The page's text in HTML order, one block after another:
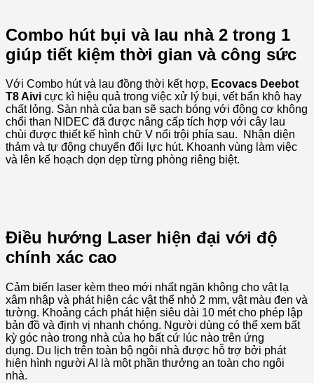
Combo hút bụi và lau nhà 2 trong 1
giúp tiết kiệm thời gian và công sức
Với Combo hút và lau đồng thời kết hợp, Ecovacs Deebot
T8 Aivi cực kì hiệu quả trong việc xử lý bụi, vết bẩn khô hay
chất lỏng. Sàn nhà của bạn sẽ sạch bóng với động cơ không
chổi than NIDEC đã được nâng cấp tích hợp với cây lau
chùi được thiết kế hình chữ V nổi trội phía sau. Nhận diện
thảm và tự động chuyển đổi lực hút. Khoanh vùng làm việc
và lên kế hoạch dọn dẹp từng phòng riêng biệt.
Điều hướng Laser hiện đại với độ
chính xác cao
Cảm biến laser kèm theo mới nhất ngăn không cho vật lạ
xâm nhập và phát hiện các vật thể nhỏ 2 mm, vật màu đen và
tường. Khoảng cách phát hiện siêu dài 10 mét cho phép lập
bản đồ và định vị nhanh chóng. Người dùng có thể xem bất
kỳ góc nào trong nhà của họ bất cứ lúc nào trên ứng
dụng. Du lịch trên toàn bộ ngôi nhà được hỗ trợ bởi phát
hiện hình người AI là một phần thưởng an toàn cho ngôi
nhà.